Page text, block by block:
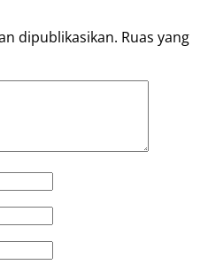
dipublikasikan. Ruas yang